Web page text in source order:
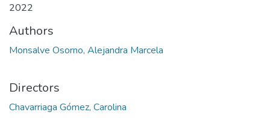
2022
Authors
Monsalve Osorno, Alejandra Marcela
Directors
Chavarriaga Gómez, Carolina